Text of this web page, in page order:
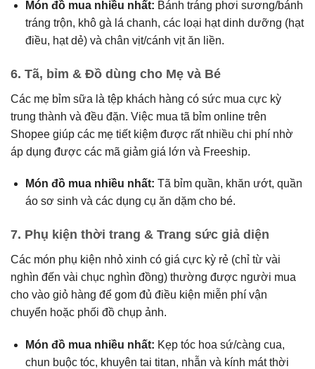
Món đồ mua nhiều nhất: Bánh tráng phơi sương/bánh
tráng trộn, khô gà lá chanh, các loại hạt dinh dưỡng (hạt
điều, hạt dẻ) và chân vịt/cánh vịt ăn liền.
6. Tã, bỉm & Đồ dùng cho Mẹ và Bé
Các mẹ bỉm sữa là tệp khách hàng có sức mua cực kỳ
trung thành và đều đặn. Việc mua tã bỉm online trên
Shopee giúp các mẹ tiết kiệm được rất nhiều chi phí nhờ
áp dụng được các mã giảm giá lớn và Freeship.
Món đồ mua nhiều nhất: Tã bỉm quần, khăn ướt, quần
áo sơ sinh và các dụng cụ ăn dặm cho bé.
7. Phụ kiện thời trang & Trang sức giả diện
Các món phụ kiện nhỏ xinh có giá cực kỳ rẻ (chỉ từ vài
nghìn đến vài chục nghìn đồng) thường được người mua
cho vào giỏ hàng để gom đủ điều kiện miễn phí vận
chuyển hoặc phối đồ chụp ảnh.
Món đồ mua nhiều nhất: Kẹp tóc hoa sứ/càng cua,
chun buộc tóc, khuyên tai titan, nhẫn và kính mát thời